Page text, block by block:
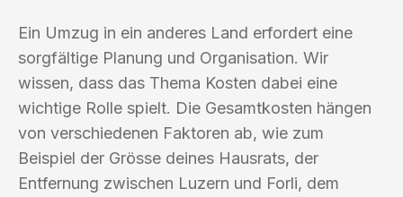
Ein Umzug in ein anderes Land erfordert eine
sorgfältige Planung und Organisation. Wir
wissen, dass das Thema Kosten dabei eine
wichtige Rolle spielt. Die Gesamtkosten hängen
von verschiedenen Faktoren ab, wie zum
Beispiel der Grösse deines Hausrats, der
Entfernung zwischen Luzern und Forli, dem